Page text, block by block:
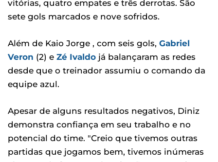
vitórias, quatro empates e três derrotas. São
sete gols marcados e nove sofridos.
Além de Kaio Jorge , com seis gols, Gabriel
Veron (2) e Zé Ivaldo já balançaram as redes
desde que o treinador assumiu o comando da
equipe azul.
Apesar de alguns resultados negativos, Diniz
demonstra confiança em seu trabalho e no
potencial do time. "Creio que tivemos outras
partidas que jogamos bem, tivemos inúmeras